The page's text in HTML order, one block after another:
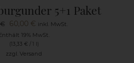
5+1 Paket
€
Ursprünglicher
Preis
war:
60,00 €Aktueller
Preis
ist:
inkl. MwSt.
19% MwSt.
(13,33 € / 1 l)
zzgl. Versand